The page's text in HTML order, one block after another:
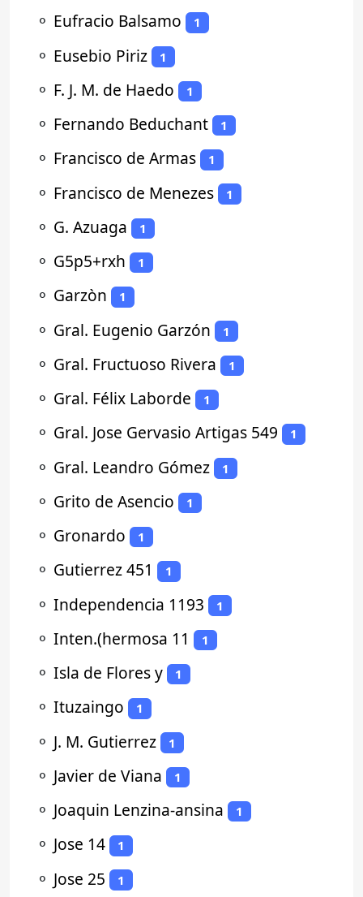
⚬ Eufracio Balsamo 1
⚬ Eusebio Piriz 1
⚬ F. J. M. de Haedo 1
⚬ Fernando Beduchant 1
⚬ Francisco de Armas 1
⚬ Francisco de Menezes 1
⚬ G. Azuaga 1
⚬ G5p5+rxh 1
⚬ Garzòn 1
⚬ Gral. Eugenio Garzón 1
⚬ Gral. Fructuoso Rivera 1
⚬ Gral. Félix Laborde 1
⚬ Gral. Jose Gervasio Artigas 549 1
⚬ Gral. Leandro Gómez 1
⚬ Grito de Asencio 1
⚬ Gronardo 1
⚬ Gutierrez 451 1
⚬ Independencia 1193 1
⚬ Inten.(hermosa 11 1
⚬ Isla de Flores y 1
⚬ Ituzaingo 1
⚬ J. M. Gutierrez 1
⚬ Javier de Viana 1
⚬ Joaquin Lenzina-ansina 1
⚬ Jose 14 1
⚬ Jose 25 1